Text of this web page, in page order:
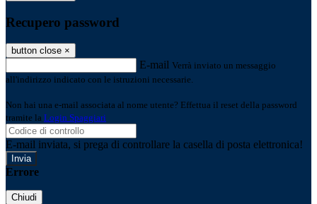
Recupero password
button close ×
E-mail Verrà inviato un messaggio
all'indirizzo indicato con le istruzioni necessarie.
Non hai una e-mail associata al nome utente? Effettua il reset della password
tramite la Login Spaggiari
E-mail inviata, si prega di controllare la casella di posta elettronica!
Errore
Chiudi